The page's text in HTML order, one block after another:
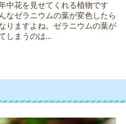
中花を見せてくれる植物です
なゼラニウムの葉が変色したら
りますよね。ゼラニウムの葉が
しまうのは...